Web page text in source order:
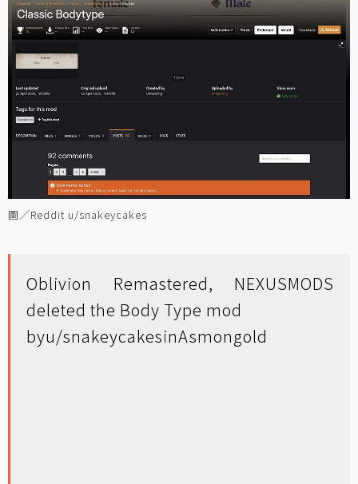
圖／Reddit u/snakeycakes
Oblivion Remastered, NEXUSMODS
deleted the Body Type mod
byu/snakeycakesinAsmongold